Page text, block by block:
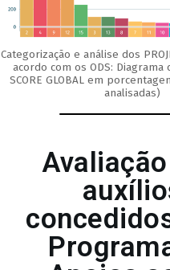
Categorização e análise dos
acordo com os ODS:
SCORE GLOBAL em
analisadas)